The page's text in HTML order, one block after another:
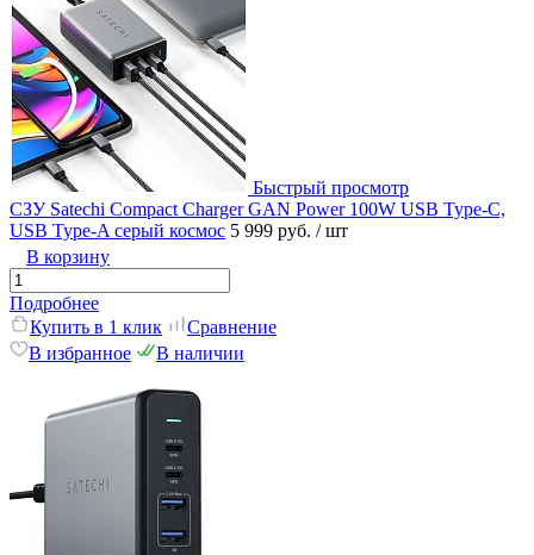
Быстрый просмотр
СЗУ Satechi Compact Charger GAN Power 100W USB Type-C,
USB Type-A серый космос 5 999 руб. / шт
В корзину
Подробнее
Купить в 1 клик
Сравнение
В избранное
В наличии